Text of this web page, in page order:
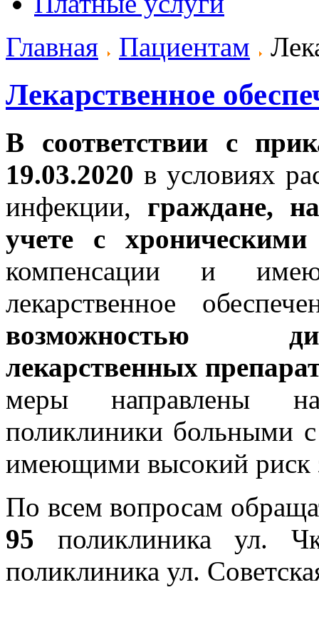
Главная
Пациентам
Лекарственное
В соответствии с
19.03.2020 в условиях
инфекции, граждане,
учете с хроническими
компенсации и
лекарственное
возможностью
лекарственных
меры направлены
поликлиники больными
имеющими высокий
По всем вопросам
95 поликлиника ул.
поликлиника ул.